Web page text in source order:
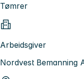
Tømrer
Arbeidsgiver
Nordvest Bemanning